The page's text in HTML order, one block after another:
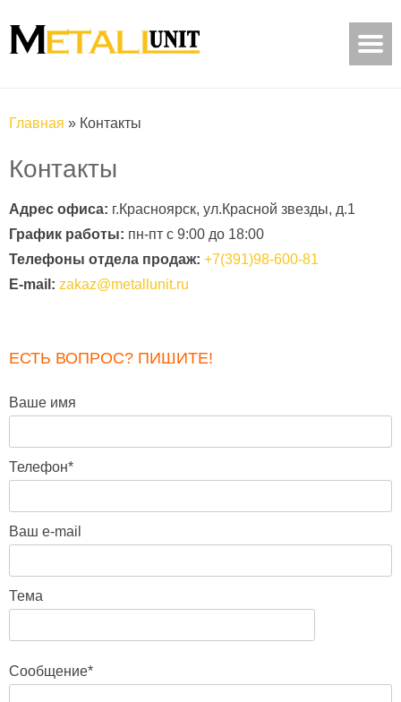
Главная » Контакты
Контакты
Адрес офиса: г.Красноярск, ул.Красной звезды, д.1
График работы: пн-пт с 9:00 до 18:00
Телефоны отдела продаж: +7(391)98-600-81
E-mail: zakaz@metallunit.ru
ЕСТЬ ВОПРОС? ПИШИТЕ!
Ваше имя
Телефон*
Ваш e-mail
Тема
Сообщение*